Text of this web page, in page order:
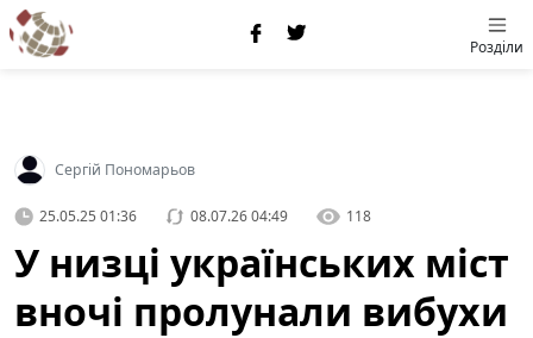
Розділи
Сергій Пономарьов
25.05.25 01:36 08.07.26 04:49 118
У низці українських міст
вночі пролунали вибухи